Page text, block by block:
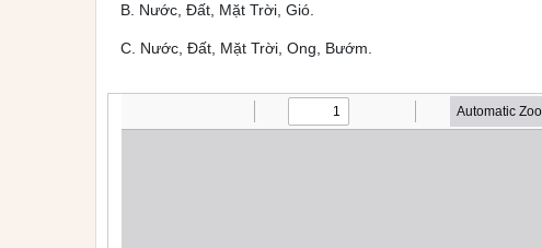
B. Nước, Đất, Mặt Trời, Gió.
C. Nước, Đất, Mặt Trời, Ong, Bướm.